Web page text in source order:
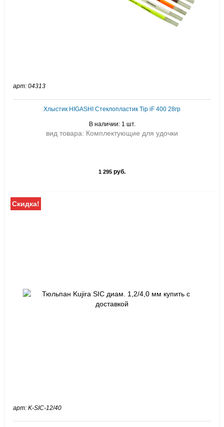
арт: 04313
Хлыстик HIGASHI Стеклопластик Tip iF 400 28гр
В наличии: 1 шт.
вид товара: Комплектующие для удочки
1 295 руб.
Скидка!
арт: K-SIC-12/40